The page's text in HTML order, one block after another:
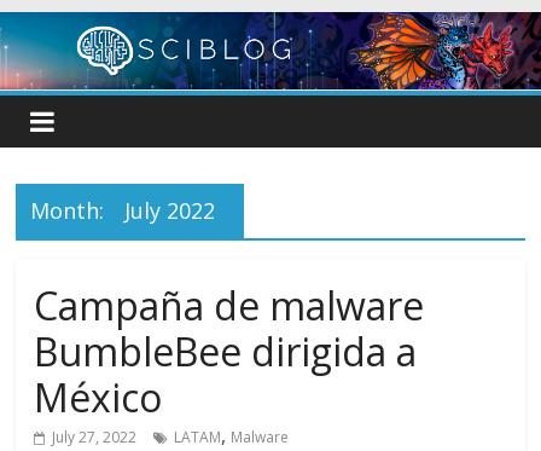
Skip
to
content
Month: July 2022
Campaña de malware
BumbleBee dirigida a
México
July 27, 2022 LATAM, Malware